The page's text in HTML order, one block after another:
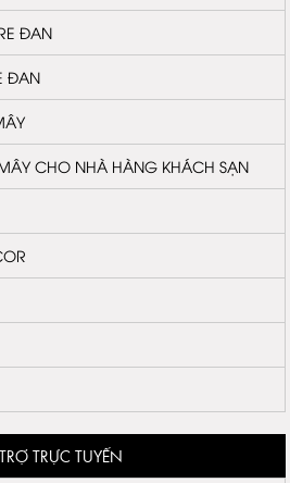
ĐAN
ĐAN
CHO NHÀ HÀNG KHÁCH SẠN
TRỰC TUYẾN